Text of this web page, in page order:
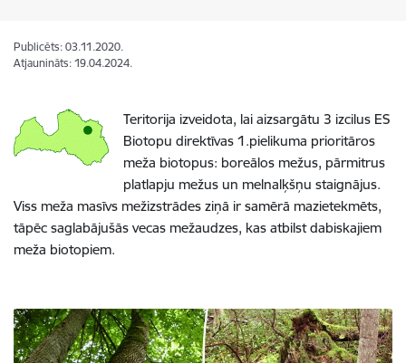
Publicēts: 03.11.2020.
Atjaunināts: 19.04.2024.
Teritorija izveidota, lai aizsargātu 3 izcilus ES
Biotopu direktīvas 1.pielikuma prioritāros
meža biotopus: boreālos mežus, pārmitrus
platlapju mežus un melnalķšņu staignājus.
Viss meža masīvs mežizstrādes ziņā ir samērā mazietekmēts,
tāpēc saglabājušās vecas mežaudzes, kas atbilst dabiskajiem
meža biotopiem.